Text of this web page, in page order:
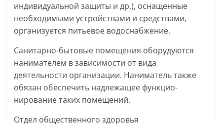
индивидуальной защиты и др.), оснащенные
необходимыми устройствами и средствами,
организуется питьевое водоснабжение.
Санитарно-бытовые помещения оборудуются
нанимателем в зависимости от вида
деятельности организации. Наниматель также
обязан обес­печить надлежащее функцио­
нирование таких помещений.
Отдел общественного здоровья